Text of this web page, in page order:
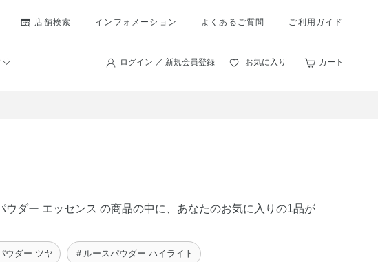
店舗検索 インフォメーション よくあるご質問 ご利用ガイド
ログイン ／ 新規会員登録 お気に入り カート
ダー エッセンス の商品の中に、あなたのお気に入りの1品が
ウダー ツヤ ＃ルースパウダー ハイライト